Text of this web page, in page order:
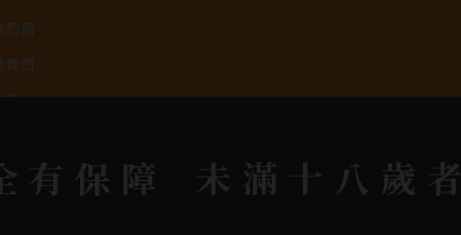
烈酒
實酒
酒
/ 噶瑪蘭
有保障 未滿十八歲者